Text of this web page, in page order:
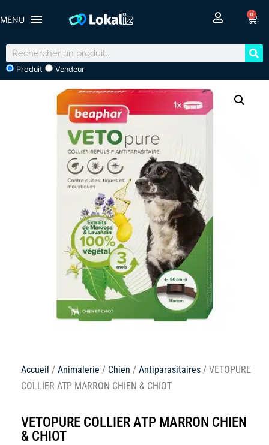
0
Produit Vendeur
Accueil / Animalerie / Chien / Antiparasitaires / VETOPURE
COLLIER ATP MARRON CHIEN & CHIOT
VETOPURE COLLIER ATP MARRON CHIEN
& CHIOT